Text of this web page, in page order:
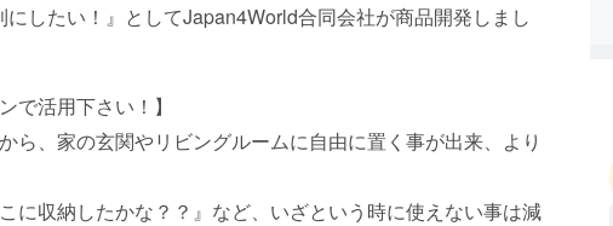
したい！』としてJapan4World合同会社が商品開発しまし
で活用下さい！】
ら、家の玄関やリビングルームに自由に置く事が出来、より
に収納したかな？？』など、いざという時に使えない事は減